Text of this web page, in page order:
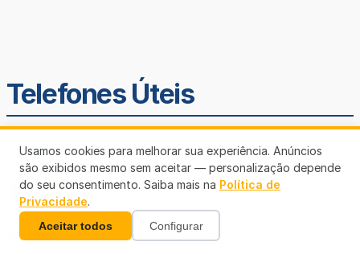
Telefones Úteis
SEMUSA
Usamos cookies para melhorar sua experiência. Anúncios
são exibidos mesmo sem aceitar — personalização depende
do seu consentimento. Saiba mais na Política de
Privacidade.
Aceitar todos Configurar